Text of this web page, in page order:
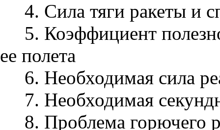
4. Сила тяги ракеты и
5. Коэффициент
ее полета
6. Необходимая сила
7. Необходимая
8. Проблема горючего